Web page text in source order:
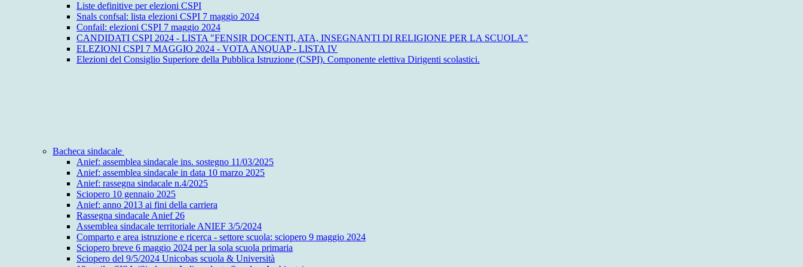
Liste definitive per elezioni CSPI
Snals confsal: lista elezioni CSPI 7 maggio 2024
Confail: elezioni CSPI 7 maggio 2024
CANDIDATI CSPI 2024 - LISTA "FENSIR DOCENTI, ATA, INSEGNANTI DI RELIGIONE PER LA SCUOLA"
ELEZIONI CSPI 7 MAGGIO 2024 - VOTA ANQUAP - LISTA IV
Elezioni del Consiglio Superiore della Pubblica Istruzione (CSPI). Componente elettiva Dirigenti scolastici.
Bacheca sindacale
Anief: assemblea sindacale ins. sostegno 11/03/2025
Anief: assemblea sindacale in data 10 marzo 2025
Anief: rassegna sindacale n.4/2025
Sciopero 10 gennaio 2025
Anief: anno 2013 ai fini della carriera
Rassegna sindacale Anief 26
Assemblea sindacale territoriale ANIEF 3/5/2024
Comparto e area istruzione e ricerca - settore scuola: sciopero 9 maggio 2024
Sciopero breve 6 maggio 2024 per la sola scuola primaria
Sciopero del 9/5/2024 Unicobas scuola & Università